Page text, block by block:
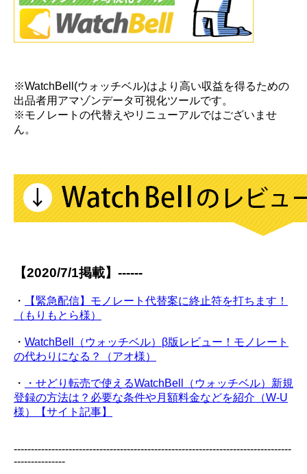
※WatchBell(ウォッチベル)はより高い収益を得るための
出品者用アマゾンデータ可視化ツールです。
※モノレートの代替えやリニューアルではございませ
ん。
【2020/7/1掲載】------
・
【緊急配信】モノレート代替案に終止符を打ちます！
（もりもとら様）
・ WatchBell（ウォッチベル）β版レビュー！モノレート
の代わりになる？（アオ様）
・
・せどり転売で使えるWatchBell（ウォッチベル）新規
登録の方法は？必要な条件や月額料金などを紹介（W-U
様）【サイト記事】
---------------------------------------------------------------------------------
---------------